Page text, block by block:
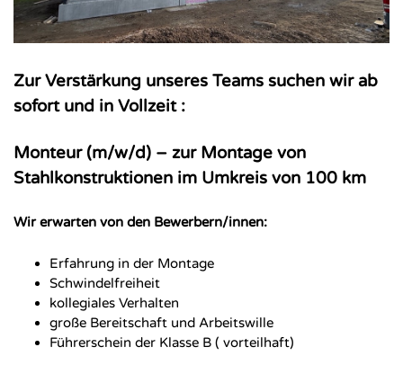
Zur Verstärkung unseres Teams suchen wir ab
sofort und in Vollzeit :
Monteur (m/w/d) – zur Montage von
Stahlkonstruktionen im Umkreis von 100 km
Wir erwarten von den Bewerbern/innen:
Erfahrung in der Montage
Schwindelfreiheit
kollegiales Verhalten
große Bereitschaft und Arbeitswille
Führerschein der Klasse B ( vorteilhaft)